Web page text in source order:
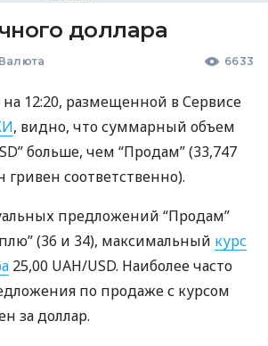
доллара
Валюта 6633
12:20, размещенной в Сервисе
, видно, что суммарный объем
” больше, чем “Продам” (33,747
соответственно).
предложений “Продам”
(36 и 34), максимальный курс
25,00 UAH/USD. Наиболее часто
по продаже с курсом
за доллар.